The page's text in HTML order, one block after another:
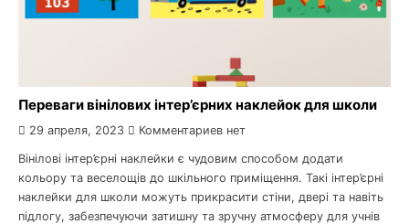
Переваги вінілових інтер’єрних наклейок для школи
29 апреля, 2023 Комментариев нет
Вінілові інтер’єрні наклейки є чудовим способом додати
кольору та веселощів до шкільного приміщення. Такі інтер’єрні
наклейки для школи можуть прикрасити стіни, двері та навіть
підлогу, забезпечуючи затишну та зручну атмосферу для учнів